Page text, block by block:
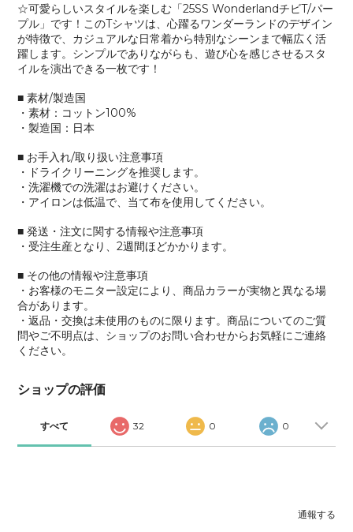
☆可愛らしいスタイルを楽しむ「25SS WonderlandチビT/パー
プル」です！このTシャツは、心躍るワンダーランドのデザイン
が特徴で、カジュアルな日常着から特別なシーンまで幅広く活
躍します。シンプルでありながらも、遊び心を感じさせるスタ
イルを演出できる一枚です！
■ 素材/製造国
・素材：コットン100%
・製造国：日本
■ お手入れ/取り扱い注意事項
・ドライクリーニングを推奨します。
・洗濯機での洗濯はお避けください。
・アイロンは低温で、当て布を使用してください。
■ 発送・注文に関する情報や注意事項
・受注生産となり、2週間ほどかかります。
■ その他の情報や注意事項
・お客様のモニター設定により、商品カラーが実物と異なる場
合があります。
・返品・交換は未使用のものに限ります。商品についてのご質
問やご不明点は、ショップのお問い合わせからお気軽にご連絡
ください。
ショップの評価
すべて 32 0 0
通報する